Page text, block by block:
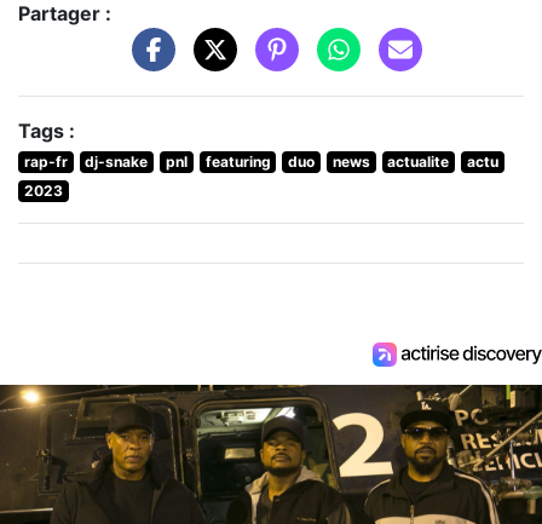
Partager :
Tags :
rap-fr dj-snake pnl featuring duo news actualite
actu
2023